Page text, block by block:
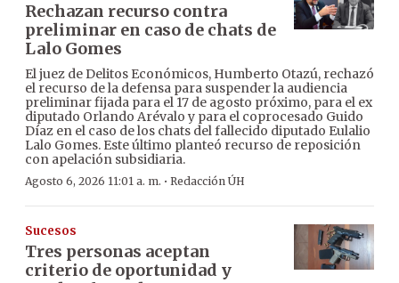
Rechazan recurso contra
preliminar en caso de chats de
Lalo Gomes
El juez de Delitos Económicos, Humberto Otazú, rechazó
el recurso de la defensa para suspender la audiencia
preliminar fijada para el 17 de agosto próximo, para el ex
diputado Orlando Arévalo y para el coprocesado Guido
Díaz en el caso de los chats del fallecido diputado Eulalio
Lalo Gomes. Este último planteó recurso de reposición
con apelación subsidiaria.
Agosto 6, 2026 11:01 a. m. · Redacción ÚH
Sucesos
Tres personas aceptan
criterio de oportunidad y